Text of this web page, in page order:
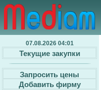
07.08.2026 04:01
Текущие закупки
Запросить цены
Добавить фирму